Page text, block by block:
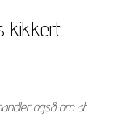
kikkert
også om at